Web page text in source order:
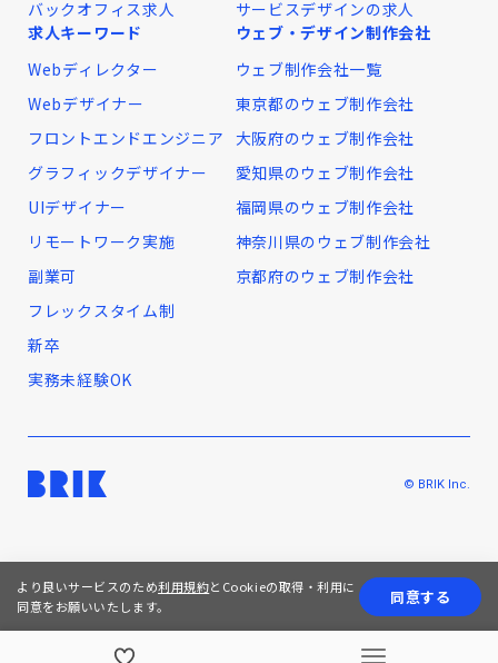
バックオフィス求人
サービスデザインの求人
求人キーワード
Webディレクター
Webデザイナー
フロントエンドエンジニア
グラフィックデザイナー
UIデザイナー
リモートワーク実施
副業可
フレックスタイム制
新卒
実務未経験OK
ウェブ・デザイン制作会社
ウェブ制作会社一覧
東京都のウェブ制作会社
大阪府のウェブ制作会社
愛知県のウェブ制作会社
福岡県のウェブ制作会社
神奈川県のウェブ制作会社
京都府のウェブ制作会社
© BRIK Inc.
より良いサービスのため利用規約とCookieの取得・利用に
同意をお願いいたします。
同意する